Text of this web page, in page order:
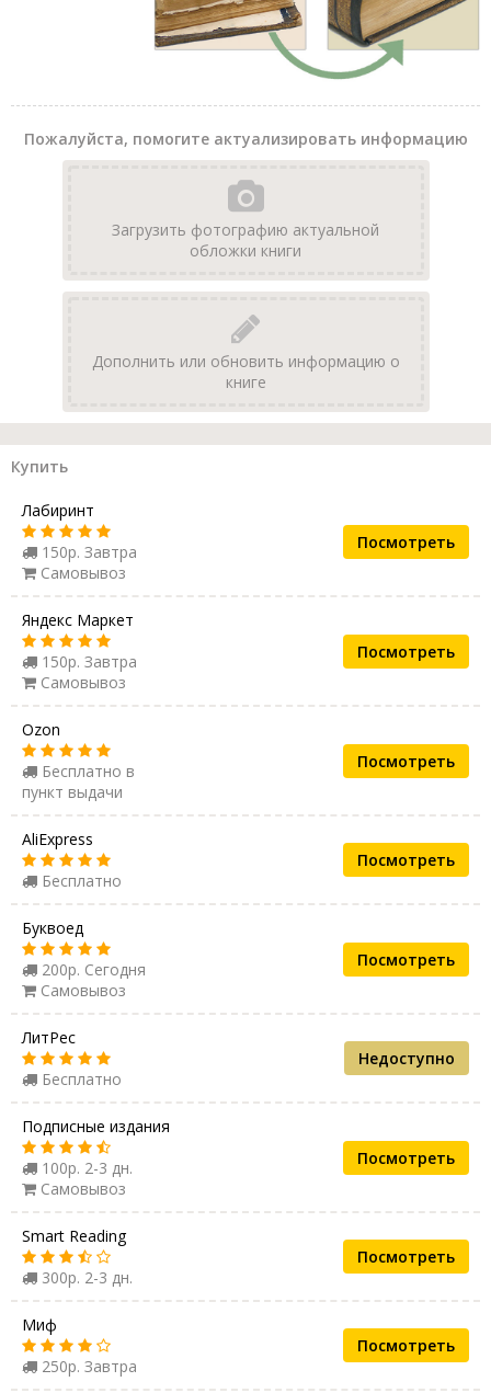
Пожалуйста, помогите актуализировать информацию
Загрузить фотографию актуальной
обложки книги
Дополнить или обновить информацию о
книге
Купить
Лабиринт
150р. Завтра
Самовывоз
Посмотреть
Яндекс Маркет
150р. Завтра
Самовывоз
Посмотреть
Ozon
Бесплатно в
пункт выдачи
Посмотреть
AliExpress
Бесплатно
Посмотреть
Буквоед
200р. Сегодня
Самовывоз
Посмотреть
ЛитРес
Бесплатно
Недоступно
Подписные издания
100р. 2-3 дн.
Самовывоз
Посмотреть
Smart Reading
300р. 2-3 дн.
Посмотреть
Миф
250р. Завтра
Посмотреть